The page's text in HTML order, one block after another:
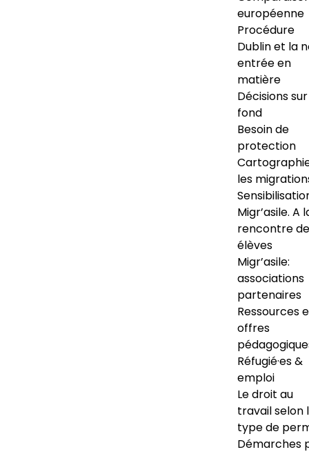
européenne
Procédure
Dublin et la
entrée en
matière
Décisions
fond
Besoin de
protection
les
Migr’asile. A
rencontre
élèves
Migr’asile:
associations
partenaires
Ressources
offres
Réfugié·es &
emploi
Le droit au
travail selon
type de
Démarches